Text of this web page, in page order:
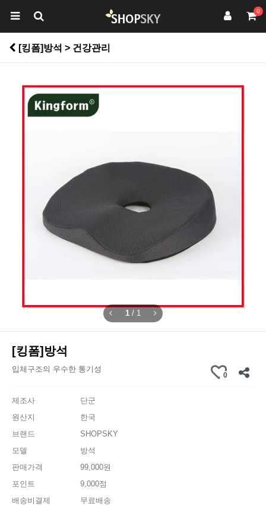
0
[킹폼]방석 > 건강관리
1 / 1
[킹폼]방석
입체구조의 우수한 통기성
0
제조사
단군
원산지
한국
브랜드
SHOPSKY
모델
방석
판매가격
99,000원
포인트
9,000점
배송비결제
무료배송